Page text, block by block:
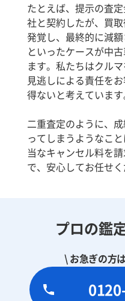
たとえば、提示の査
社と契約したが、買
発覚し、最終的に減額
といったケースが中
ます。私たちはクル
見逃しによる責任を
得ないと考えています
二重査定のように、
ってしまうようなこ
当なキャンセル料を
で、安心してお任せく
プロの鑑
\ お急ぎの方